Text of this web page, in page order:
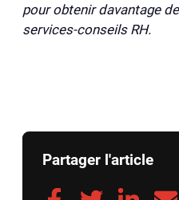
pour obtenir davantage
services-conseils RH.
Partager l'article